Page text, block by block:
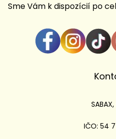
Sme Vám k dispozícií po
IČO: 54